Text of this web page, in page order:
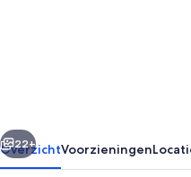
500m
Volgende
22+
OverzichtVoorzieningen